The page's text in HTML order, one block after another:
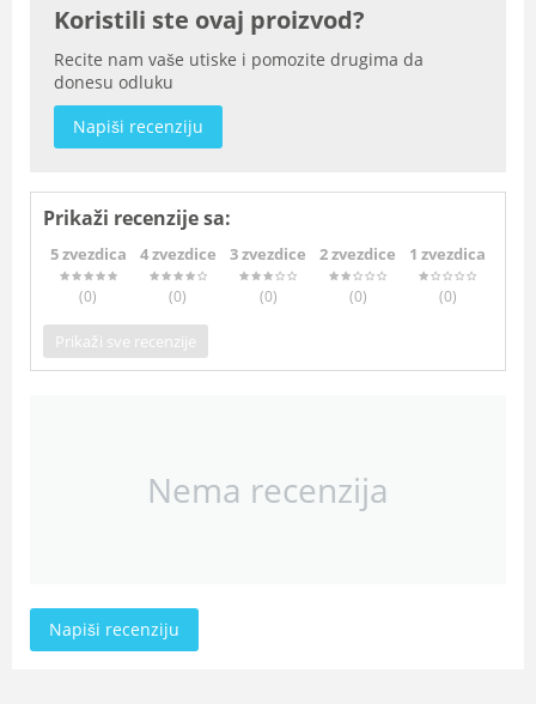
Koristili ste ovaj proizvod?
Recite nam vaše utiske i pomozite drugima da
donesu odluku
Napiši recenziju
Prikaži recenzije sa:
5 zvezdica
(0)
4 zvezdice
(0)
3 zvezdice
(0)
2 zvezdice
(0)
1 zvezdica
(0)
Prikaži sve recenzije
Nema recenzija
Napiši recenziju